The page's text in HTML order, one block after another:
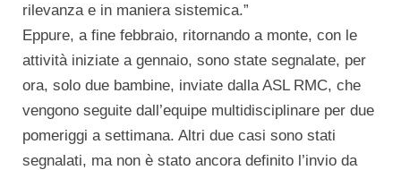
rilevanza e in maniera sistemica.”
Eppure, a fine febbraio, ritornando a monte, con le
attività iniziate a gennaio, sono state segnalate, per
ora, solo due bambine, inviate dalla ASL RMC, che
vengono seguite dall’equipe multidisciplinare per due
pomeriggi a settimana. Altri due casi sono stati
segnalati, ma non è stato ancora definito l’invio da